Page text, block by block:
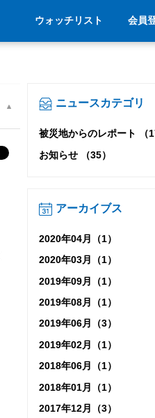
ウォッチリスト 会員
ニュースカテゴリ
被災地からのレポート （
お知らせ （35）
アーカイブス
2020年04月（1）
2020年03月（1）
2019年09月（1）
2019年08月（1）
2019年06月（3）
2019年02月（1）
2018年06月（1）
2018年01月（1）
2017年12月（3）